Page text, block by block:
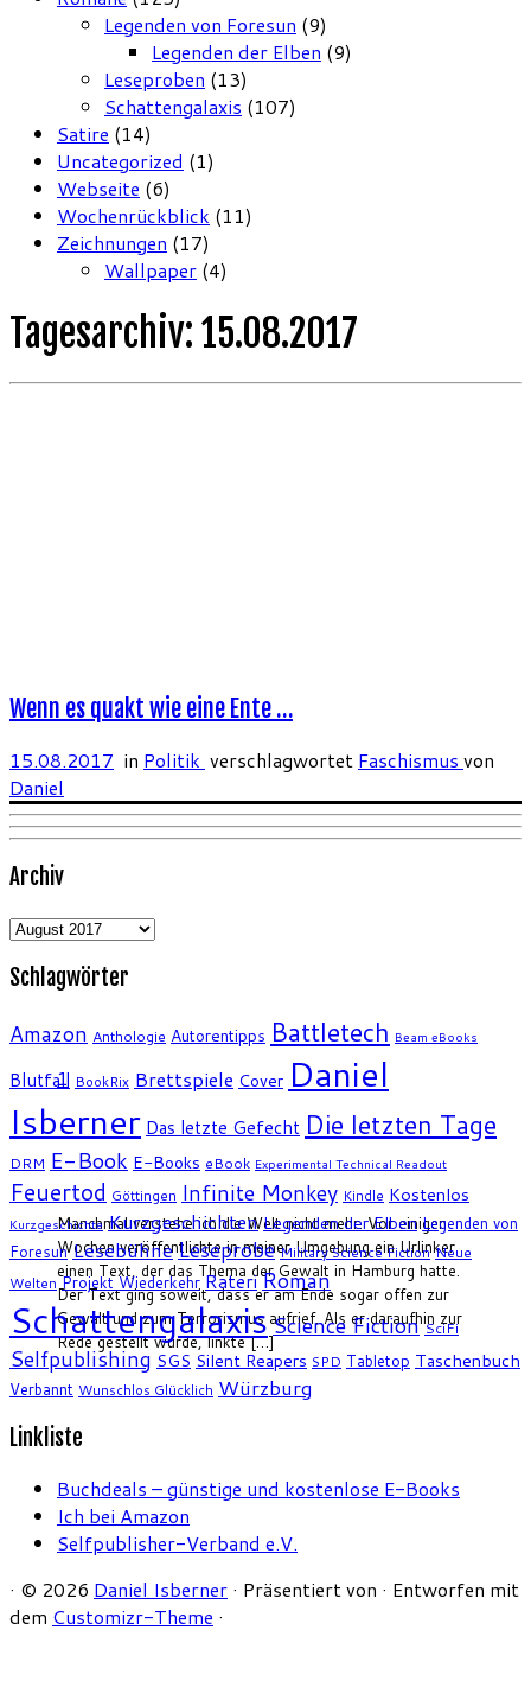
Legenden von Foresun (9)
Legenden der Elben (9)
Leseproben (13)
Schattengalaxis (107)
Satire (14)
Uncategorized (1)
Webseite (6)
Wochenrückblick (11)
Zeichnungen (17)
Wallpaper (4)
Tagesarchiv: 15.08.2017
1
Manchmal verstehe ich die Welt nicht mehr. Vor einigen
Wochen veröffentlichte in meiner Umgebung ein Urlinker
einen Text, der das Thema der Gewalt in Hamburg hatte.
Der Text ging soweit, dass er am Ende sogar offen zur
Gewalt und zum Terrorismus aufrief. Als er daraufhin zur
Rede gestellt wurde, linkte […]
Wenn es quakt wie eine Ente …
15.08.2017 in Politik verschlagwortet Faschismus von
Daniel
Archiv
Archiv
Schlagwörter
Amazon Anthologie Autorentipps Battletech Beam eBooks
Blutfall BookRix Brettspiele Cover Daniel
Isberner Das letzte Gefecht Die letzten Tage
DRM E-Book E-Books eBook Experimental Technical Readout
Feuertod Göttingen Infinite Monkey Kindle Kostenlos
Kurzgeschichte Kurzgeschichten Legenden der Elben Legenden von
Foresun Lesebühne Leseprobe Military Science Fiction Neue
Welten Projekt Wiederkehr RateriRoman
SchattengalaxisScience Fiction SciFi
Selfpublishing SGS Silent Reapers SPD Tabletop Taschenbuch
Verbannt Wunschlos Glücklich Würzburg
Linkliste
Buchdeals – günstige und kostenlose E-Books
Ich bei Amazon
Selfpublisher-Verband e.V.
· © 2026 Daniel Isberner · Präsentiert von · Entworfen mit
dem Customizr-Theme ·